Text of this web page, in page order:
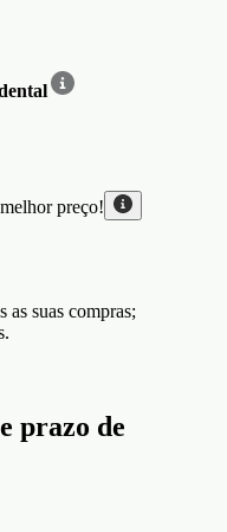
melhor preço!
as suas compras;
prazo de